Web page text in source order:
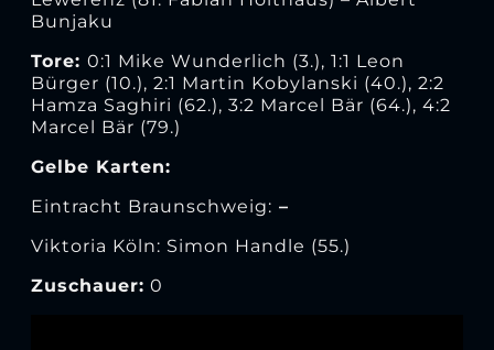
Bunjaku
Tore: 0:1 Mike Wunderlich (3.), 1:1 Leon
Bürger (10.), 2:1 Martin Kobylanski (40.), 2:2
Hamza Saghiri (62.), 3:2 Marcel Bär (64.), 4:2
Marcel Bär (79.)
Gelbe Karten:
Eintracht Braunschweig: –
Viktoria Köln: Simon Handle (55.)
Zuschauer: 0